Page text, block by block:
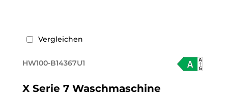
Vergleichen
HW100-B14367U1
X Serie 7 Waschmaschine